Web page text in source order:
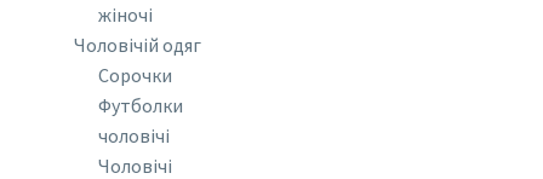
жіночі
Чоловічій одяг
Сорочки
Футболки
чоловічі
Чоловічі